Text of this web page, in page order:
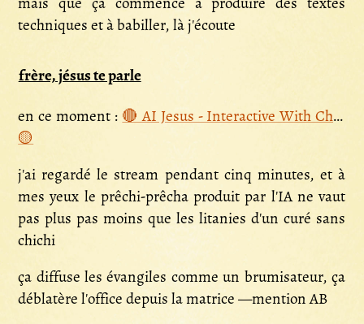
techniques et à babiller, là j'écoute
frère, jésus te parle
en ce moment : 🔴 AI Jesus - Interactive With Chat
🟡
j'ai regardé le stream pendant cinq minutes, et à
mes yeux le prêchi-prêcha produit par l'IA ne vaut
pas plus pas moins que les litanies d'un curé sans
chichi
ça diffuse les évangiles comme un brumisateur, ça
déblatère l'office depuis la matrice —mention AB